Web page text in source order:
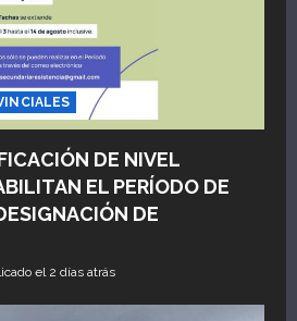
DE NIVEL
EL PERÍODO DE
DE
el 2 días atrás